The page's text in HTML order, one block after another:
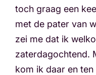
toch graag een
met de pater van
zei me dat ik
zaterdagochtend.
kom ik daar en